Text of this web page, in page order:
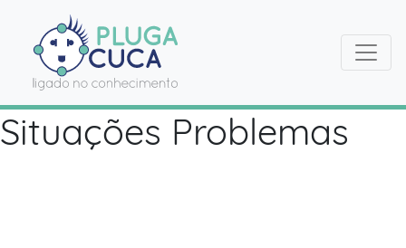
Situações Problemas